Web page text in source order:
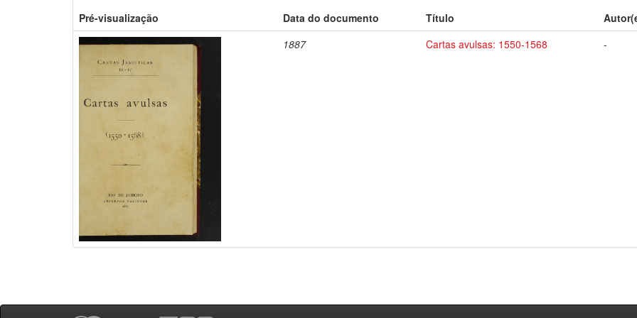
Pré-visualização Data do documento Título
1887
Cartas avulsas: 1550-1568 -